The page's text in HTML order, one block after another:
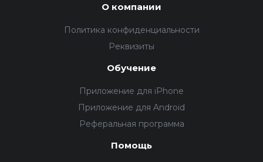
О компании
Политика конфиденциальности
Реквизиты
Обучение
Приложение для iPhone
Приложение для Android
Реферальная программа
Помощь